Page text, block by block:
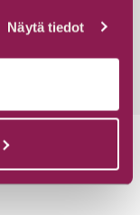
Näytä tiedot